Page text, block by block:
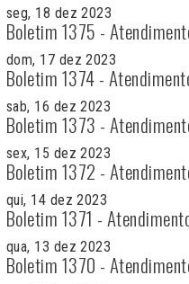
seg, 18 dez 2023
Boletim 1375 -
dom, 17 dez 2023
Boletim 1374 -
sab, 16 dez 2023
Boletim 1373 -
sex, 15 dez 2023
Boletim 1372 -
qui, 14 dez 2023
Boletim 1371 -
qua, 13 dez 2023
Boletim 1370 -